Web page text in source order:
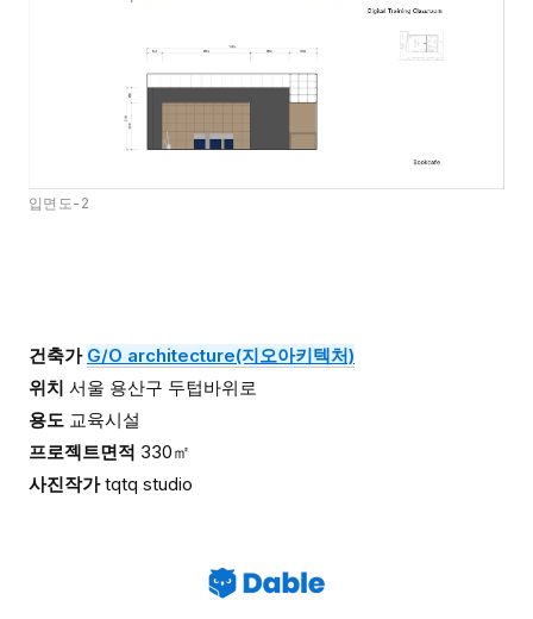
입면도-2
건축가 G/O architecture(지오아키텍처)
위치 서울 용산구 두텁바위로
용도 교육시설
프로젝트면적 330㎡
사진작가 tqtq studio